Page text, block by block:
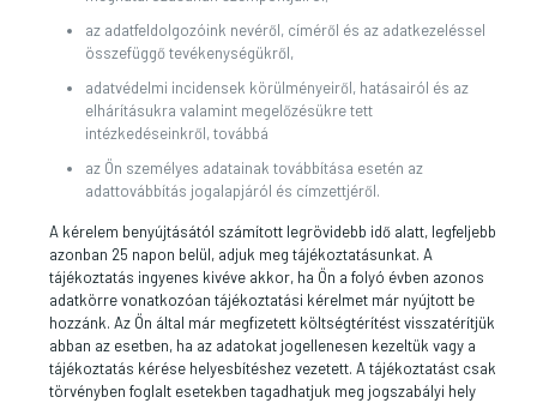
az adatfeldolgozóink nevéről, címéről és az adatkezeléssel
összefüggő tevékenységükről,
adatvédelmi incidensek körülményeiről, hatásairól és az
elhárításukra valamint megelőzésükre tett
intézkedéseinkről, továbbá
az Ön személyes adatainak továbbítása esetén az
adattovábbítás jogalapjáról és címzettjéről.
A kérelem benyújtásától számított legrövidebb idő alatt, legfeljebb
azonban 25 napon belül, adjuk meg tájékoztatásunkat. A
tájékoztatás ingyenes kivéve akkor, ha Ön a folyó évben azonos
adatkörre vonatkozóan tájékoztatási kérelmet már nyújtott be
hozzánk. Az Ön által már megfizetett költségtérítést visszatérítjük
abban az esetben, ha az adatokat jogellenesen kezeltük vagy a
tájékoztatás kérése helyesbítéshez vezetett. A tájékoztatást csak
törvényben foglalt esetekben tagadhatjuk meg jogszabályi hely